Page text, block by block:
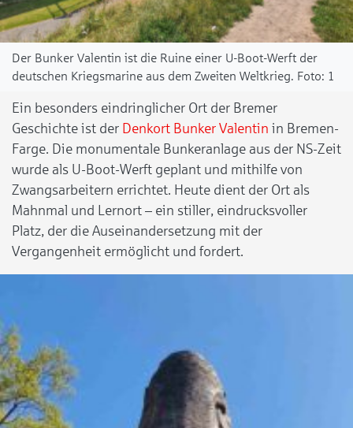
Der Bunker Valentin ist die Ruine einer U-Boot-Werft der
deutschen Kriegsmarine aus dem Zweiten Weltkrieg.
1
Ein besonders eindringlicher Ort der Bremer
Geschichte ist der Denkort Bunker Valentin in Bremen-
Farge. Die monumentale Bunkeranlage aus der NS-Zeit
wurde als U-Boot-Werft geplant und mithilfe von
Zwangsarbeitern errichtet. Heute dient der Ort als
Mahnmal und Lernort – ein stiller, eindrucksvoller
Platz, der die Auseinandersetzung mit der
Vergangenheit ermöglicht und fordert.